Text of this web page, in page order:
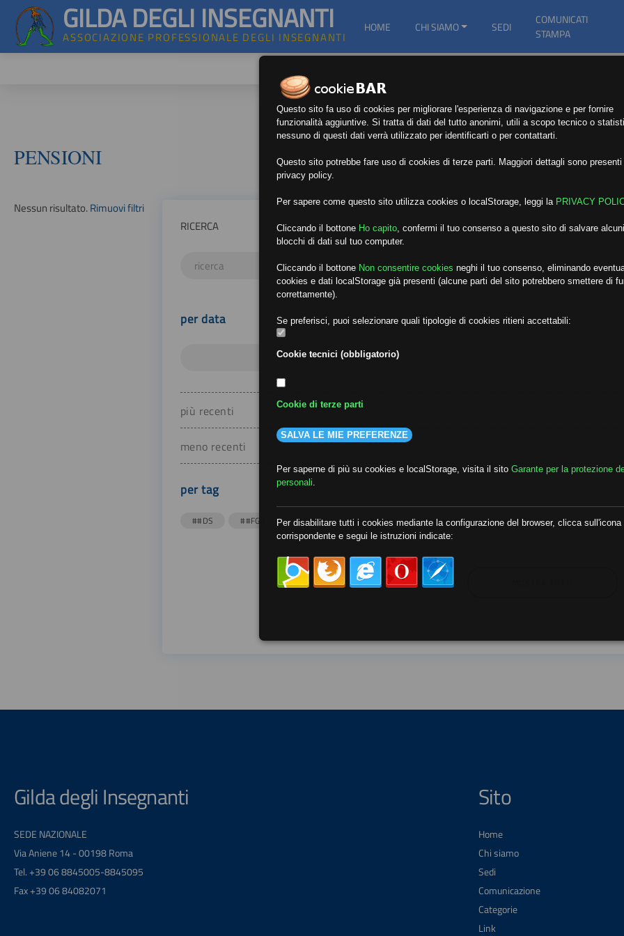
GILDA DEGLI INSEGNANTI
ASSOCIAZIONE PROFESSIONALE DEGLI INSEGNANTI
HOME CHI SIAMO SEDI
COMUNICATI
STAMPA
PENSIONI
Nessun risultato.Rimuovi filtri
RICERCA
per data
più recenti
meno recenti
per tag
##DS ##FGU ##Gilda ##audoizioni ##autonomia
Gilda degli Insegnanti
SEDE NAZIONALE
Via Aniene 14 - 00198 Roma
Tel. +39 06 8845005-8845095
Fax +39 06 84082071
Sito
Home
Chi siamo
Sedi
Comunicazione
Categorie
Link
Questo sito fa uso di cookies per migliorare l'esperienza di navigazione e per fornire
funzionalità aggiuntive. Si tratta di dati del tutto anonimi, utili a scopo tecnico o
nessuno di questi dati verrà utilizzato per identificarti o per contattarti.
Questo sito potrebbe fare uso di cookies di terze parti. Maggiori dettagli sono
privacy policy.
Per sapere come questo sito utilizza cookies o localStorage, leggi la PRIVACY
Cliccando il bottone Ho capito confermi il tuo consenso a questo sito di salvare
blocchi di dati sul tuo computer.
Cliccando il bottone Non consentire cookies neghi il tuo consenso, eliminando
cookies e dati localStorage già presenti (alcune parti del sito potrebbero smettere di
correttamente).
Se preferisci, puoi selezionare quali tipologie di cookies ritieni accettabili:
Cookie tecnici (obbligatorio)
Cookie di terze parti
SALVA LE MIE PREFERENZE
Per saperne di più su cookies e localStorage, visita il sito Garante per la protezione
personali
Per disabilitare tutti i cookies mediante la configurazione del browser, clicca sull'icona
corrispondente e segui le istruzioni indicate: